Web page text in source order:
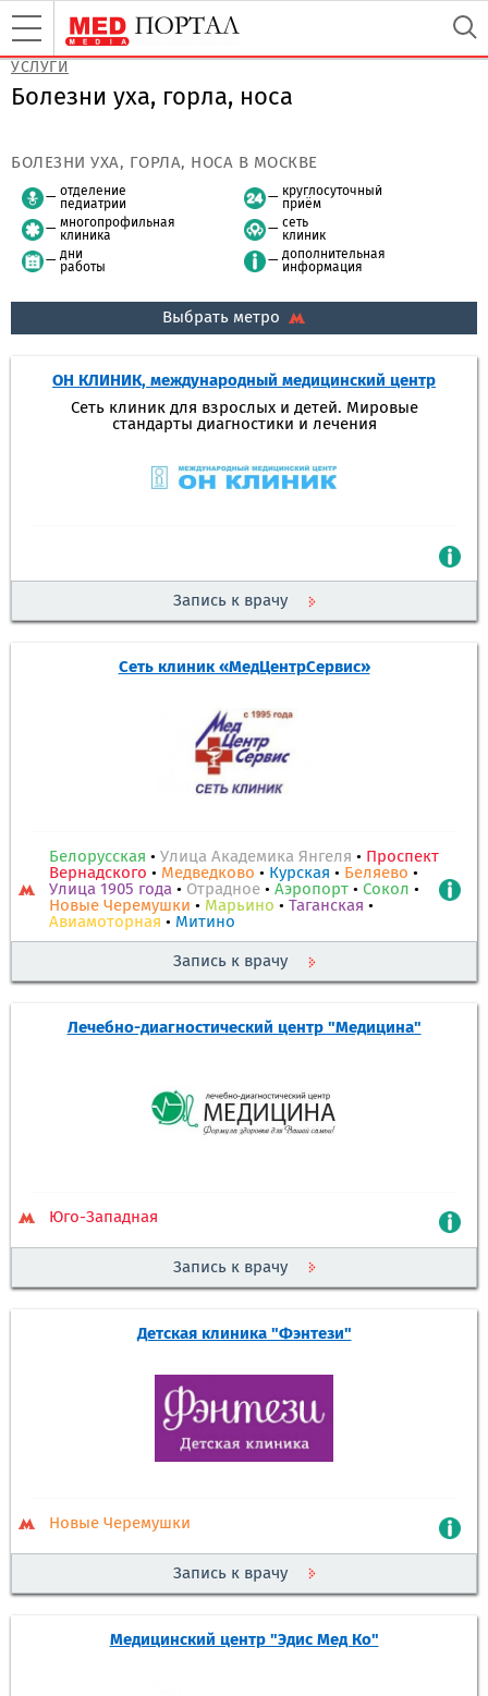
УСЛУГИ
Болезни уха, горла, носа
БОЛЕЗНИ УХА, ГОРЛА, НОСА В МОСКВЕ
отделение
педиатрии
многопрофильная
клиника
дни
работы
круглосуточный
приём
сеть
клиник
дополнительная
информация
Выбрать метро
ОН КЛИНИК, международный медицинский центр
Сеть клиник для взрослых и детей. Мировые
стандарты диагностики и лечения
Запись к врачу
Сеть клиник «МедЦентрСервис»
Белорусская • Улица Академика Янгеля • Проспект
Вернадского • Медведково • Курская • Беляево •
Улица 1905 года • Отрадное • Аэропорт • Сокол •
Новые Черемушки • Марьино • Таганская •
Авиамоторная • Митино
Запись к врачу
Лечебно-диагностический центр "Медицина"
Юго-Западная
Запись к врачу
Детская клиника "Фэнтези"
Новые Черемушки
Запись к врачу
Медицинский центр "Эдис Мед Ко"